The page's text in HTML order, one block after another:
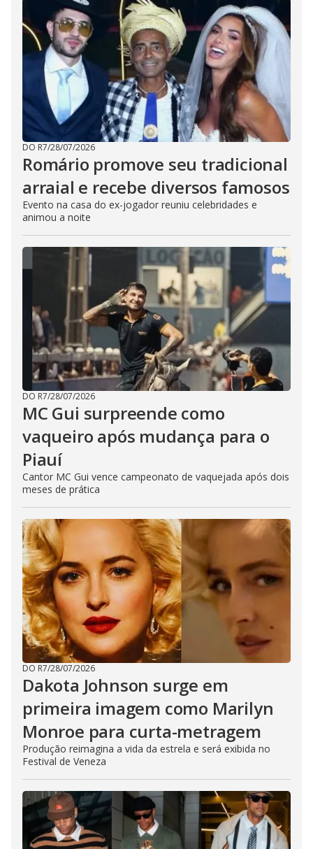
DO R7/28/07/2026
Romário promove seu tradicional
arraial e recebe diversos famosos
Evento na casa do ex-jogador reuniu celebridades e
animou a noite
DO R7/28/07/2026
MC Gui surpreende como
vaqueiro após mudança para o
Piauí
Cantor MC Gui vence campeonato de vaquejada após dois
meses de prática
DO R7/28/07/2026
Dakota Johnson surge em
primeira imagem como Marilyn
Monroe para curta-metragem
Produção reimagina a vida da estrela e será exibida no
Festival de Veneza